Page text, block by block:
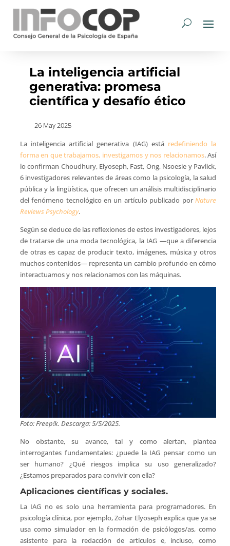
La inteligencia artificial
generativa: promesa
científica y desafío ético
26 May 2025
La inteligencia artificial generativa (IAG) estáredefiniendo la
forma en que trabajamos, investigamos y nos relacionamos. Así
lo confirman Choudhury, Elyoseph, Fast, Ong, Nsoesie y Pavlick,
6 investigadores relevantes de áreas como la psicología, la salud
pública y la lingüística, que ofrecen un análisis multidisciplinario
del fenómeno tecnológico en un artículo publicado porNature
Reviews Psychology.
Según se deduce de las reflexiones de estos investigadores, lejos
de tratarse de una moda tecnológica, la IAG —que a diferencia
de otras es capaz de producir texto, imágenes, música y otros
muchos contenidos— representa un cambio profundo en cómo
interactuamos y nos relacionamos con las máquinas.
Foto: Freep!k. Descarga: 5/5/2025.
No obstante, su avance, tal y como alertan, plantea
interrogantes fundamentales: ¿puede la IAG pensar como un
ser humano? ¿Qué riesgos implica su uso generalizado?
¿Estamos preparados para convivir con ella?
Aplicaciones científicas y sociales.
La IAG no es solo una herramienta para programadores. En
psicología clínica, por ejemplo, Zohar Elyoseph explica que ya se
usa como simulador en la formación de psicólogos/as, como
asistente para la redacción de artículos e, incluso, como